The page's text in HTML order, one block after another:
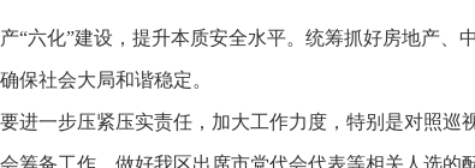
“六化”建设，提升本质安全水平。统筹抓好房地产、
保社会大局和谐稳定。
进一步压紧压实责任，加大工作力度，特别是对照巡
筹备工作，做好我区出席市党代会代表等相关人选的